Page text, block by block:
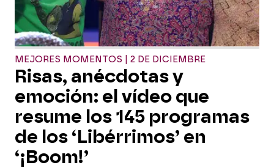
MEJORES MOMENTOS | 2 DE DICIEMBRE
Risas, anécdotas y
emoción: el vídeo que
resume los 145 programas
de los ‘Libérrimos’ en
‘¡Boom!’